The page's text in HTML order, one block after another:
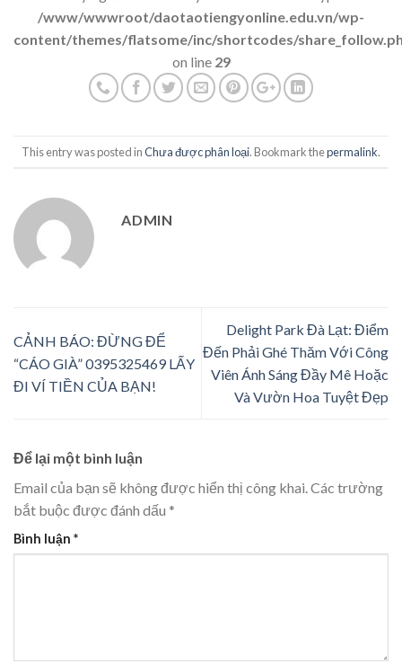
/www/wwwroot/daotaotiengyonline.edu.vn/wp-
content/themes/flatsome/inc/shortcodes/
on line 29
This entry was posted inChưa được phân loại. Bookmark thepermalink.
ADMIN
CẢNH BÁO: ĐỪNG ĐỂ
“CÁO GIÀ” 0395325469 LẤY
ĐI VÍ TIỀN CỦA BẠN!
Delight Park Đà Lạt: Điểm
Đến Phải Ghé Thăm Với Công
Viên Ánh Sáng Đầy Mê Hoặc
Và Vườn Hoa Tuyệt Đẹp
Để lại một bình luận
Email của bạn sẽ không được hiển thị công khai. Các trường
bắt buộc được đánh dấu *
Bình luận *